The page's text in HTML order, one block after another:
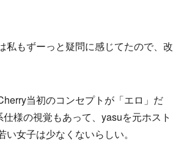
私もずーっと疑問に感じてたので、改
当初のコンセプトが「エロ」だ
様の視覚もあって、yasuを元ホスト
い女子は少なくないらしい。